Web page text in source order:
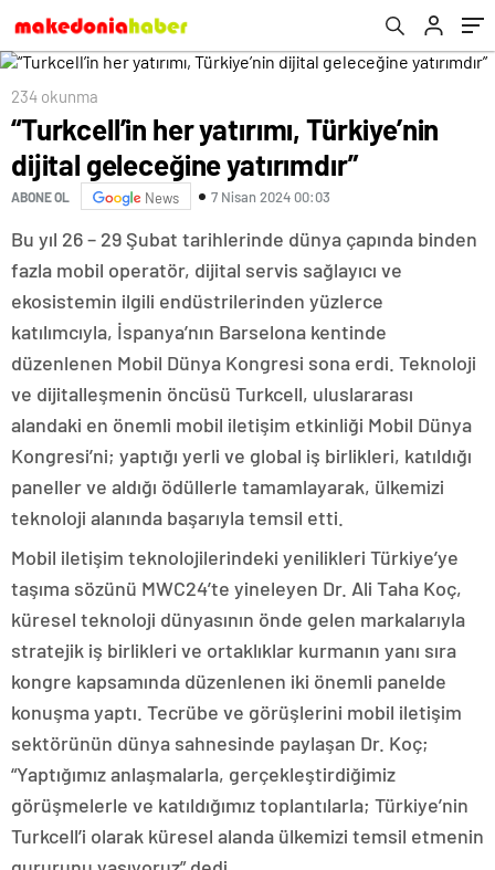
234 okunma
“Turkcell’in her yatırımı, Türkiye’nin
dijital geleceğine yatırımdır”
ABONE OL News 7 Nisan 2024 00:03
Bu yıl 26 – 29 Şubat tarihlerinde dünya çapında binden
fazla mobil operatör, dijital servis sağlayıcı ve
ekosistemin ilgili endüstrilerinden yüzlerce
katılımcıyla, İspanya’nın Barselona kentinde
düzenlenen Mobil Dünya Kongresi sona erdi. Teknoloji
ve dijitalleşmenin öncüsü Turkcell, uluslararası
alandaki en önemli mobil iletişim etkinliği Mobil Dünya
Kongresi’ni; yaptığı yerli ve global iş birlikleri, katıldığı
paneller ve aldığı ödüllerle tamamlayarak, ülkemizi
teknoloji alanında başarıyla temsil etti.
Mobil iletişim teknolojilerindeki yenilikleri Türkiye’ye
taşıma sözünü MWC24’te yineleyen Dr. Ali Taha Koç,
küresel teknoloji dünyasının önde gelen markalarıyla
stratejik iş birlikleri ve ortaklıklar kurmanın yanı sıra
kongre kapsamında düzenlenen iki önemli panelde
konuşma yaptı. Tecrübe ve görüşlerini mobil iletişim
sektörünün dünya sahnesinde paylaşan Dr. Koç;
“Yaptığımız anlaşmalarla, gerçekleştirdiğimiz
görüşmelerle ve katıldığımız toplantılarla; Türkiye’nin
Turkcell’i olarak küresel alanda ülkemizi temsil etmenin